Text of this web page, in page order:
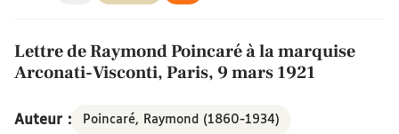
Lettre de Raymond Poincaré à la marquise
Arconati-Visconti, Paris, 9 mars 1921
Auteur : Poincaré, Raymond (1860-1934)